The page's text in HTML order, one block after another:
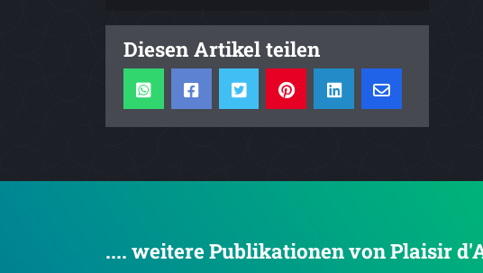
Diesen Artikel teilen
.... weitere Publikationen von Plaisir